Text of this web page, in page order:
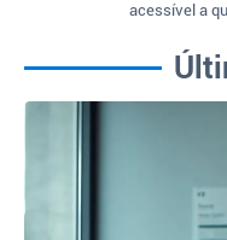
acessível a